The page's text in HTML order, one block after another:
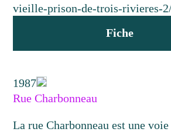
vieille-prison-de-trois-rivieres-
Fiche
1987
Rue Charbonneau
La rue Charbonneau est une